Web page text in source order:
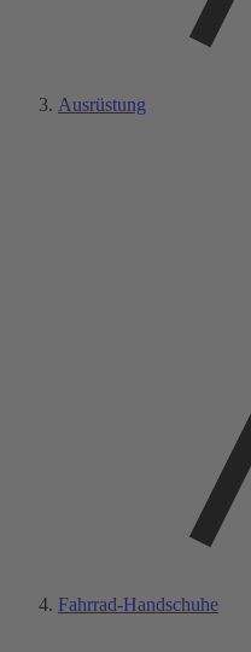
Ausrüstung
Fahrrad-Handschuhe